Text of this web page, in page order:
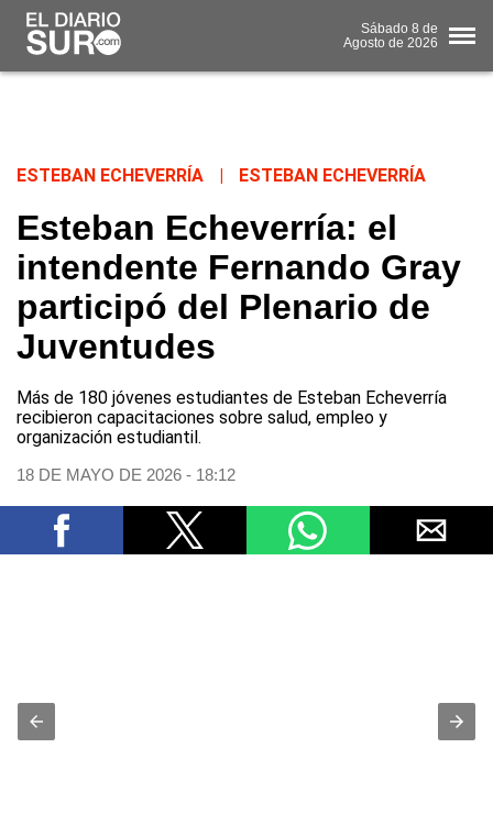
Sábado 8 de
Agosto de 2026
ESTEBAN ECHEVERRÍA ESTEBAN ECHEVERRÍA
Esteban Echeverría: el
intendente Fernando Gray
participó del Plenario de
Juventudes
Más de 180 jóvenes estudiantes de Esteban Echeverría
recibieron capacitaciones sobre salud, empleo y
organización estudiantil.
18 DE MAYO DE 2026 - 18:12